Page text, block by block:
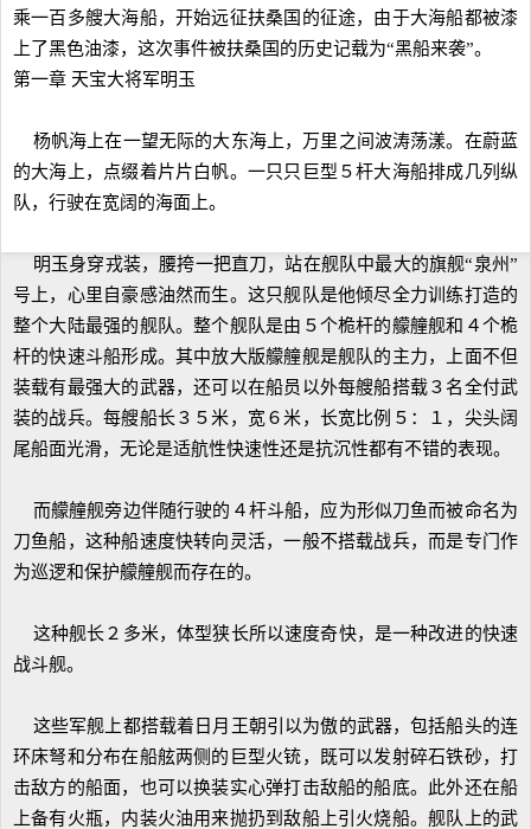
乘一百多艘大海船，开始远征扶桑国的征途，由于大海船都被漆
上了黑色油漆，这次事件被扶桑国的历史记载为“黑船来袭”。
第一章 天宝大将军明玉
杨帆海上在一望无际的大东海上，万里之间波涛荡漾。在蔚蓝
的大海上，点缀着片片白帆。一只只巨型５杆大海船排成几列纵
队，行驶在宽阔的海面上。
明玉身穿戎装，腰挎一把直刀，站在舰队中最大的旗舰“泉州”
号上，心里自豪感油然而生。这只舰队是他倾尽全力训练打造的
整个大陆最强的舰队。整个舰队是由５个桅杆的艨艟舰和４个桅
杆的快速斗船形成。其中放大版艨艟舰是舰队的主力，上面不但
装载有最强大的武器，还可以在船员以外每艘船搭载３名全付武
装的战兵。每艘船长３５米，宽６米，长宽比例５：１，尖头阔
尾船面光滑，无论是适航性快速性还是抗沉性都有不错的表现。
而艨艟舰旁边伴随行驶的４杆斗船，应为形似刀鱼而被命名为
刀鱼船，这种船速度快转向灵活，一般不搭载战兵，而是专门作
为巡逻和保护艨艟舰而存在的。
这种舰长２多米，体型狭长所以速度奇快，是一种改进的快速
战斗舰。
这些军舰上都搭载着日月王朝引以为傲的武器，包括船头的连
环床弩和分布在船舷两侧的巨型火铳，既可以发射碎石铁砂，打
击敌方的船面，也可以换装实心弹打击敌船的船底。此外还在船
上备有火瓶，内装火油用来抛扔到敌船上引火烧船。舰队上的武